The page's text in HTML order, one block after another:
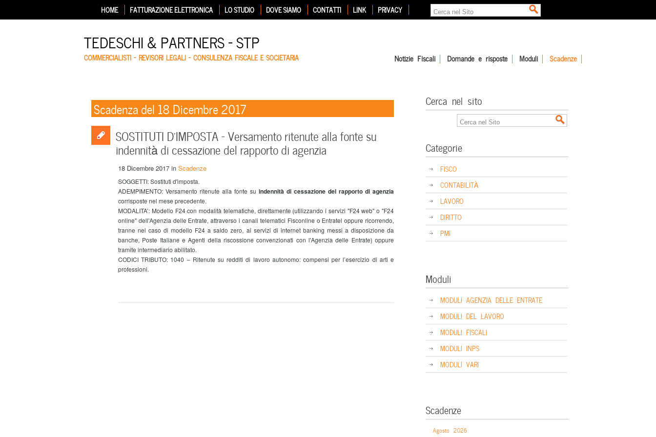
HOME FATTURAZIONE ELETTRONICA LO STUDIO DOVE SIAMO CONTATTI LINK PRIVACY
TEDESCHI & PARTNERS – STP
COMMERCIALISTI – REVISORI LEGALI – CONSULENZA FISCALE E SOCIETARIA Notizie Fiscali Domande e risposte Moduli Scadenze
Scadenza del 18 Dicembre 2017
SOSTITUTI D’IMPOSTA – Versamento ritenute alla fonte su
indennità di cessazione del rapporto di agenzia
18 Dicembre 2017 in Scadenze
SOGGETTI: Sostituti d'imposta.
ADEMPIMENTO: Versamento ritenute alla fonte su indennità di cessazione del rapporto di agenzia
corrisposte nel mese precedente.
MODALITA’: Modello F24 con modalità telematiche, direttamente (utilizzando i servizi "F24 web" o "F24
online" dell'Agenzia delle Entrate, attraverso i canali telematici Fisconline o Entratel oppure ricorrendo,
tranne nel caso di modello F24 a saldo zero, ai servizi di internet banking messi a disposizione da
banche, Poste Italiane e Agenti della riscossione convenzionati con l'Agenzia delle Entrate) oppure
tramite intermediario abilitato.
CODICI TRIBUTO: 1040 – Ritenute su redditi di lavoro autonomo: compensi per l’esercizio di arti e
professioni.
Cerca nel sito
Categorie
FISCO
CONTABILITÀ
LAVORO
DIRITTO
PMI
Moduli
MODULI AGENZIA DELLE ENTRATE
MODULI DEL LAVORO
MODULI FISCALI
MODULI INPS
MODULI VARI
Scadenze
Agosto 2026